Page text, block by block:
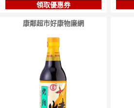
領取優惠券
康鄰超市好康物廉網